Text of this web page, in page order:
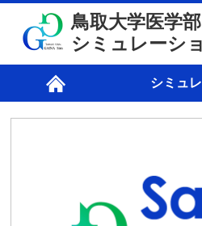
鳥取大学医学
シミュレーシ
シミュ